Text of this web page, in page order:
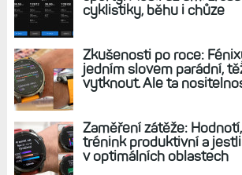
REKLAMA
AKTUÁLNĚ NA BLOGU